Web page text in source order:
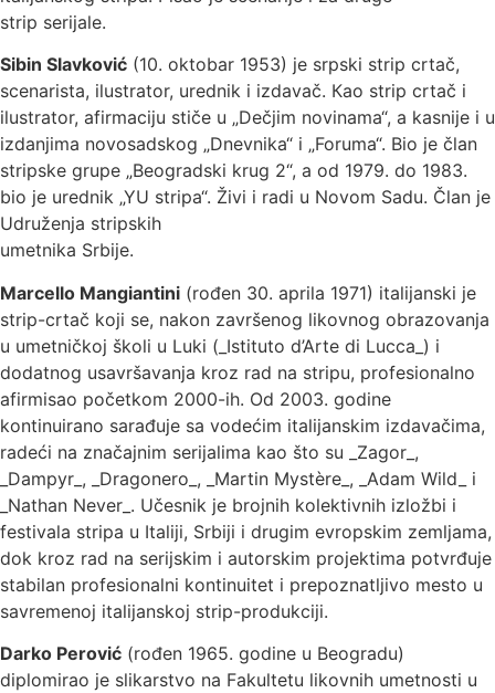
strip serijale.
Sibin Slavković (10. oktobar 1953) je srpski strip crtač,
scenarista, ilustrator, urednik i izdavač. Кao strip crtač i
ilustrator, afirmaciju stiče u „Dečjim novinama“, a kasnije i u
izdanjima novosadskog „Dnevnika“ i „Foruma“. Bio je član
stripske grupe „Beogradski krug 2“, a od 1979. do 1983.
bio je urednik „YU stripa“. Živi i radi u Novom Sadu. Član je
Udruženja stripskih
umetnika Srbije.
Marcello Mangiantini (rođen 30. aprila 1971) italijanski je
strip-crtač koji se, nakon završenog likovnog obrazovanja
u umetničkoj školi u Luki (_Istituto d’Arte di Lucca_) i
dodatnog usavršavanja kroz rad na stripu, profesionalno
afirmisao početkom 2000-ih. Od 2003. godine
kontinuirano sarađuje sa vodećim italijanskim izdavačima,
radeći na značajnim serijalima kao što su _Zagor_,
_Dampyr_, _Dragonero_, _Martin Mystère_, _Adam Wild_ i
_Nathan Never_. Učesnik je brojnih kolektivnih izložbi i
festivala stripa u Italiji, Srbiji i drugim evropskim zemljama,
dok kroz rad na serijskim i autorskim projektima potvrđuje
stabilan profesionalni kontinuitet i prepoznatljivo mesto u
savremenoj italijanskoj strip-produkciji.
Darko Perović (rođen 1965. godine u Beogradu)
diplomirao je slikarstvo na Fakultetu likovnih umetnosti u